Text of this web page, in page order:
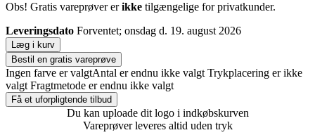
Obs! Gratis vareprøver erikke tilgængelige for privatkunder.
Leveringsdato Forventet; onsdag d. 19. august 2026
Læg i kurv
Bestil en gratis vareprøve
Ingen farve er valgtAntal er endnu ikke valgt Trykplacering er ikke
valgt Fragtmetode er endnu ikke valgt
Få et uforpligtende tilbud
Du kan uploade dit logo i indkøbskurven
Vareprøver leveres altid uden tryk